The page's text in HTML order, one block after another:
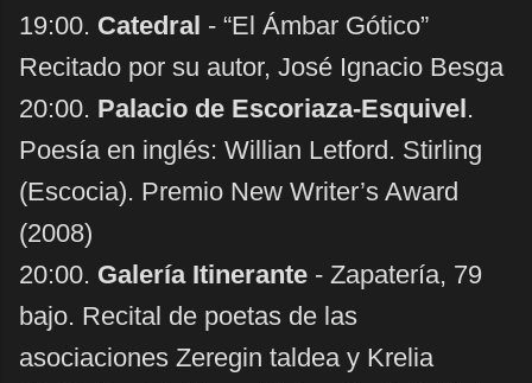
19:00. Catedral - “El Ámbar Gótico”
Recitado por su autor, José Ignacio Besga
20:00. Palacio de Escoriaza-Esquivel.
Poesía en inglés: Willian Letford. Stirling
(Escocia). Premio New Writer’s Award
(2008)
20:00. Galería Itinerante - Zapatería, 79
bajo. Recital de poetas de las
asociaciones Zeregin taldea y Krelia